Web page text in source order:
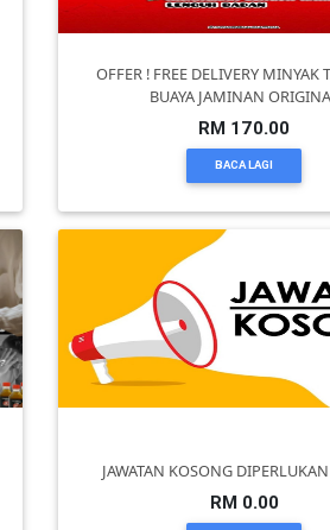
OFFER ! FREE DELIVERY MINYAK
BUAYA JAMINAN
RM 170.00
BACA LAGI
JAWATAN KOSONG
RM 0.00